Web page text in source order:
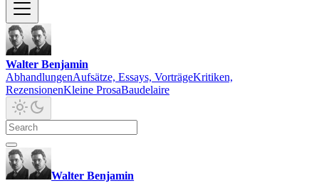
Walter Benjamin
AbhandlungenAufsätze, Essays, VorträgeKritiken,
RezensionenKleine ProsaBaudelaire
Walter Benjamin